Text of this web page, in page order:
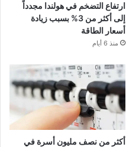
ارتفاع التضخم في هولندا مجدداً
إلى أكثر من 3% بسبب زيادة
أسعار الطاقة
منذ 6 أيام
أكثر من نصف مليون أسرة في